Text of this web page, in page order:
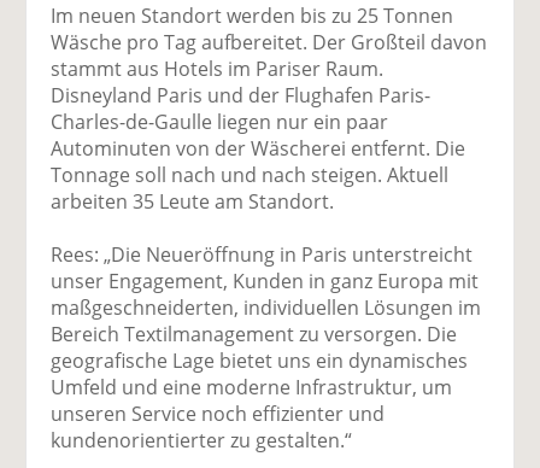
Im neuen Standort werden bis zu 25 Tonnen
Wäsche pro Tag aufbereitet. Der Großteil davon
stammt aus Hotels im Pariser Raum.
Disneyland Paris und der Flughafen Paris-
Charles-de-Gaulle liegen nur ein paar
Autominuten von der Wäscherei entfernt. Die
Tonnage soll nach und nach steigen. Aktuell
arbeiten 35 Leute am Standort.
Rees: „Die Neueröffnung in Paris unterstreicht
unser Engagement, Kunden in ganz Europa mit
maßgeschneiderten, individuellen Lösungen im
Bereich Textilmanagement zu versorgen. Die
geografische Lage bietet uns ein dynamisches
Umfeld und eine moderne Infrastruktur, um
unseren Service noch effizienter und
kundenorientierter zu gestalten.“